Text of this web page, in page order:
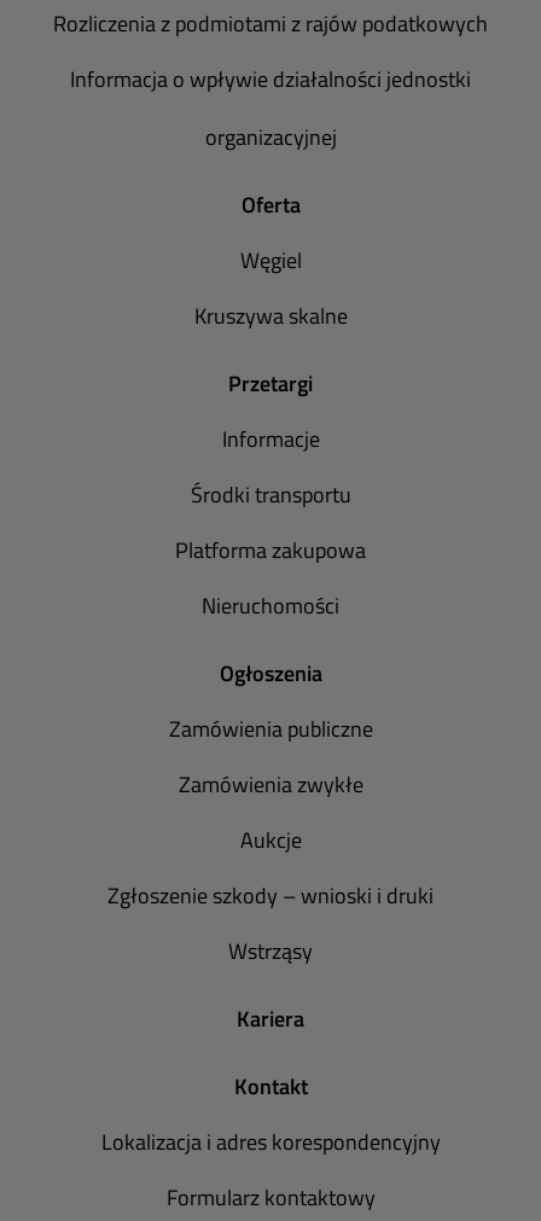
Rozliczenia z podmiotami z rajów podatkowych
Informacja o wpływie działalności jednostki
organizacyjnej
Oferta
Węgiel
Kruszywa skalne
Przetargi
Informacje
Środki transportu
Platforma zakupowa
Nieruchomości
Ogłoszenia
Zamówienia publiczne
Zamówienia zwykłe
Aukcje
Zgłoszenie szkody – wnioski i druki
Wstrząsy
Kariera
Kontakt
Lokalizacja i adres korespondencyjny
Formularz kontaktowy